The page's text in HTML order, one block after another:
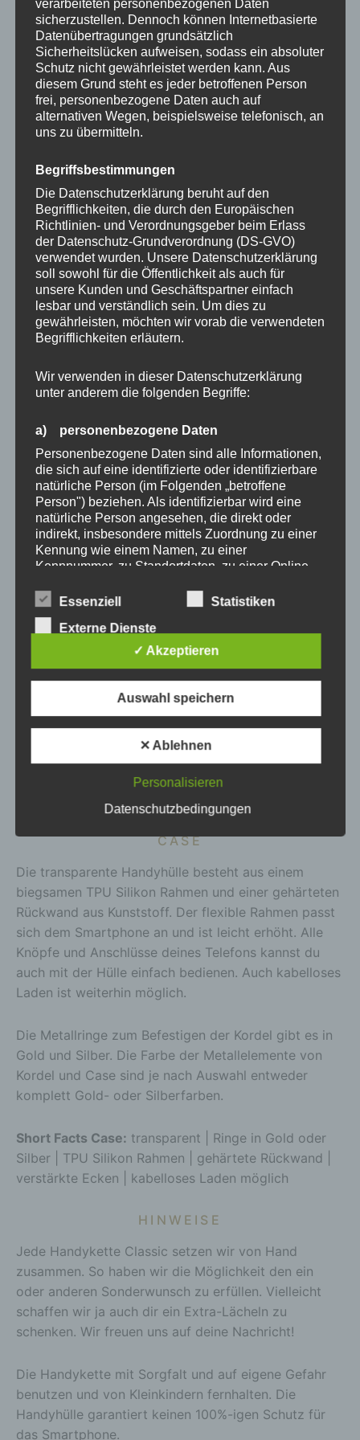
HANDYKETTE FLOWER CLASSIC INKL.
CASE
Sie ist der Klassiker schlechthin unter den
Handyketten und am längsten auf dem Markt. Mit der
Kordel FLOWER in Regenbogenfarben ist die
Handykette ein Gute-Laune-Kick für jedes Outfit und
Bandfarbe FLOWER:Mehrfarbig geflochtene
Kordel, u.a. Gelb, Türkis, Lila, Rosé, Orange – mit
Metallelementen in Gold oder Silber
Basic Case:transparente Hülle mit Ringen in Gold
oder Silber
Die Handykette FLOWER Classic inkl. Case ist ein
transparenter Handyhülle.
STRAP
Die Kordel ist insgesamt ca. 1.6m lang und du kannst
sie mit dem Schieber in der Länge verstellen.
Dadurch lässt sich die Handykette bequem
crossbody oder um den Hals tragen. Sie ist ca. 7mm
dick und aus geflochtenem Polypropylen (PPM). Das
hochwertige Material der Kordel ist trotzdem sehr
ist es schmutzabweisend und nimmt keine
Feuchtigkeit auf.
Die Kordelenden und der Schieber zur
Kordel nicht abnehmbar |
Länge ca. 1.6m | individuell verstellbar | Metalldetails
CASE
Die transparente Handyhülle besteht aus einem
biegsamen TPU Silikon Rahmen und einer gehärteten
Rückwand aus Kunststoff. Der flexible Rahmen passt
sich dem Smartphone an und ist leicht erhöht. Alle
Knöpfe und Anschlüsse deines Telefons kannst du
auch mit der Hülle einfach bedienen. Auch kabelloses
Laden ist weiterhin möglich.
Die Metallringe zum Befestigen der Kordel gibt es in
Gold und Silber. Die Farbe der Metallelemente von
Kordel und Case sind je nach Auswahl entweder
komplett Gold- oder Silberfarben.
Short Facts Case: transparent | Ringe in Gold oder
Silber | TPU Silikon Rahmen | gehärtete Rückwand |
verstärkte Ecken | kabelloses Laden möglich
HINWEISE
Jede Handykette Classic setzen wir von Hand
zusammen. So haben wir die Möglichkeit den ein
oder anderen Sonderwunsch zu erfüllen. Vielleicht
schaffen wir ja auch dir ein Extra-Lächeln zu
schenken. Wir freuen uns auf deine Nachricht!
Die Handykette mit Sorgfalt und auf eigene Gefahr
benutzen und von Kleinkindern fernhalten. Die
Handyhülle garantiert keinen 100%-igen Schutz für
das Smartphone.
verarbeiteten personenbezogenen Daten
sicherzustellen. Dennoch können Internetbasierte
Datenübertragungen grundsätzlich
Sicherheitslücken aufweisen, sodass ein absoluter
Schutz nicht gewährleistet werden kann. Aus
diesem Grund steht es jeder betroffenen Person
frei, personenbezogene Daten auch auf
alternativen Wegen, beispielsweise telefonisch, an
uns zu übermitteln.
Begriffsbestimmungen
Die Datenschutzerklärung beruht auf den
Begrifflichkeiten, die durch den Europäischen
Richtlinien- und Verordnungsgeber beim Erlass
der Datenschutz-Grundverordnung (DS-GVO)
verwendet wurden. Unsere Datenschutzerklärung
soll sowohl für die Öffentlichkeit als auch für
unsere Kunden und Geschäftspartner einfach
lesbar und verständlich sein. Um dies zu
gewährleisten, möchten wir vorab die verwendeten
Begrifflichkeiten erläutern.
Wir verwenden in dieser Datenschutzerklärung
unter anderem die folgenden Begriffe:
a) personenbezogene Daten
Personenbezogene Daten sind alle Informationen,
die sich auf eine identifizierte oder identifizierbare
natürliche Person (im Folgenden „betroffene
Person") beziehen. Als identifizierbar wird eine
natürliche Person angesehen, die direkt oder
indirekt, insbesondere mittels Zuordnung zu einer
Kennung wie einem Namen, zu einer
Kennnummer, zu Standortdaten, zu einer Online-
besonderen Merkmalen, die Ausdruck der
physischen, physiologischen, genetischen,
psychischen, wirtschaftlichen, kulturellen oder
sozialen Identität dieser natürlichen Person sind,
b) betroffene Person
Betroffene Person ist jede identifizierte oder
identifizierbare natürliche Person, deren
personenbezogene Daten von dem für die
c) Verarbeitung
Verarbeitung ist jeder mit oder ohne Hilfe
automatisierter Verfahren ausgeführte Vorgang
oder jede solche Vorgangsreihe im
wie das Erheben, das Erfassen, die Organisation,
das Ordnen, die Speicherung, die Anpassung oder
Veränderung, das Auslesen, das Abfragen, die
Verwendung, die Offenlegung durch Übermittlung,
Verbreitung oder eine andere Form der
Bereitstellung, den Abgleich oder die Verknüpfung,
die Einschränkung, das Löschen oder die
Vernichtung.
d) Einschränkung der Verarbeitung
Einschränkung der Verarbeitung ist die Markierung
gespeicherter personenbezogener Daten mit dem
Ziel, ihre künftige Verarbeitung einzuschränken.
e) Profiling
Profiling ist jede Art der automatisierten
besteht, dass diese personenbezogenen Daten
verwendet werden, um bestimmte persönliche
Aspekte, die sich auf eine natürliche Person
beziehen, zu bewerten, insbesondere, um Aspekte
Gesundheit, persönlicher Vorlieben, Interessen,
Ortswechsel dieser natürlichen Person zu
analysieren oder vorherzusagen.
f) Pseudonymisierung
Pseudonymisierung ist die Verarbeitung
personenbezogener Daten in einer Weise, auf
mehr einer spezifischen betroffenen Person
zugeordnet werden können, sofern diese
zusätzlichen Informationen gesondert aufbewahrt
werden und technischen und organisatorischen
Essenziell
Statistiken
Externe Dienste
✓ Akzeptieren
Auswahl speichern
✕ Ablehnen
Personalisieren
Datenschutzbedingungen